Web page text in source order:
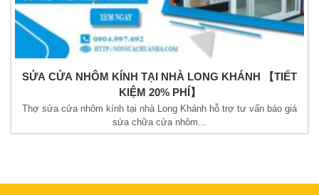
SỬA CỬA NHÔM KÍNH TẠI NHÀ LONG KHÁNH 【TIẾT
KIỆM 20% PHÍ】
Thợ sửa cửa nhôm kính tại nhà Long Khánh hỗ trợ tư vấn báo giá
sửa chữa cửa nhôm...